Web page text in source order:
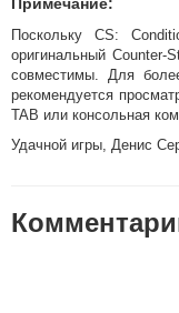
Поскольку CS:
оригинальный Counter-
совместимы. Для
рекомендуется
TAB или консольная
Удачной игры, Денис